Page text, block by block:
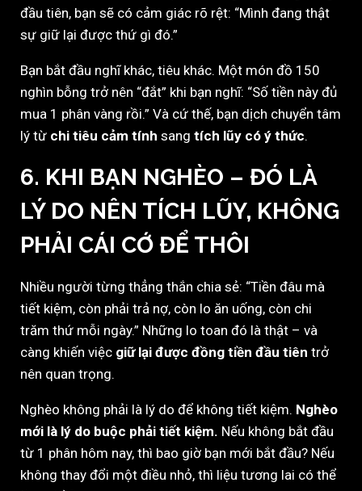
đầu tiên, bạn sẽ có cảm giác rõ rệt: “Mình đang thật
sự giữ lại được thứ gì đó.”
Bạn bắt đầu nghĩ khác, tiêu khác. Một món đồ 150
nghìn bỗng trở nên “đắt” khi bạn nghĩ: “Số tiền này đủ
mua 1 phân vàng rồi.” Và cứ thế, bạn dịch chuyển tâm
lý từ chi tiêu cảm tính sang tích lũy có ý thức.
6. KHI BẠN NGHÈO – ĐÓ LÀ
LÝ DO NÊN TÍCH LŨY, KHÔNG
PHẢI CÁI CỚ ĐỂ THÔI
Nhiều người từng thẳng thắn chia sẻ: “Tiền đâu mà
tiết kiệm, còn phải trả nợ, còn lo ăn uống, còn chi
trăm thứ mỗi ngày.” Những lo toan đó là thật – và
càng khiến việc giữ lại được đồng tiền đầu tiên trở
nên quan trọng.
Nghèo không phải là lý do để không tiết kiệm. Nghèo
mới là lý do buộc phải tiết kiệm. Nếu không bắt đầu
từ 1 phân hôm nay, thì bao giờ bạn mới bắt đầu? Nếu
không thay đổi một điều nhỏ, thì liệu tương lai có thể